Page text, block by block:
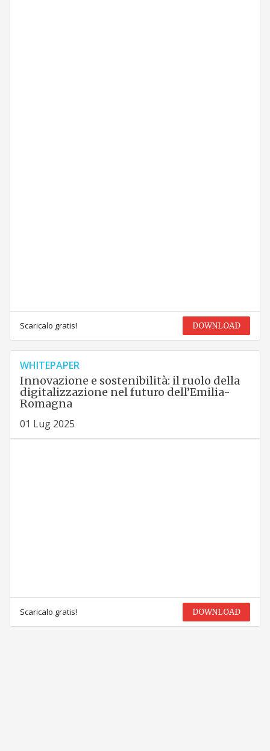
Scaricalo gratis! DOWNLOAD
WHITEPAPER
Innovazione e sostenibilità: il ruolo della
digitalizzazione nel futuro dell’Emilia-
Romagna
01 Lug 2025
Scaricalo gratis! DOWNLOAD